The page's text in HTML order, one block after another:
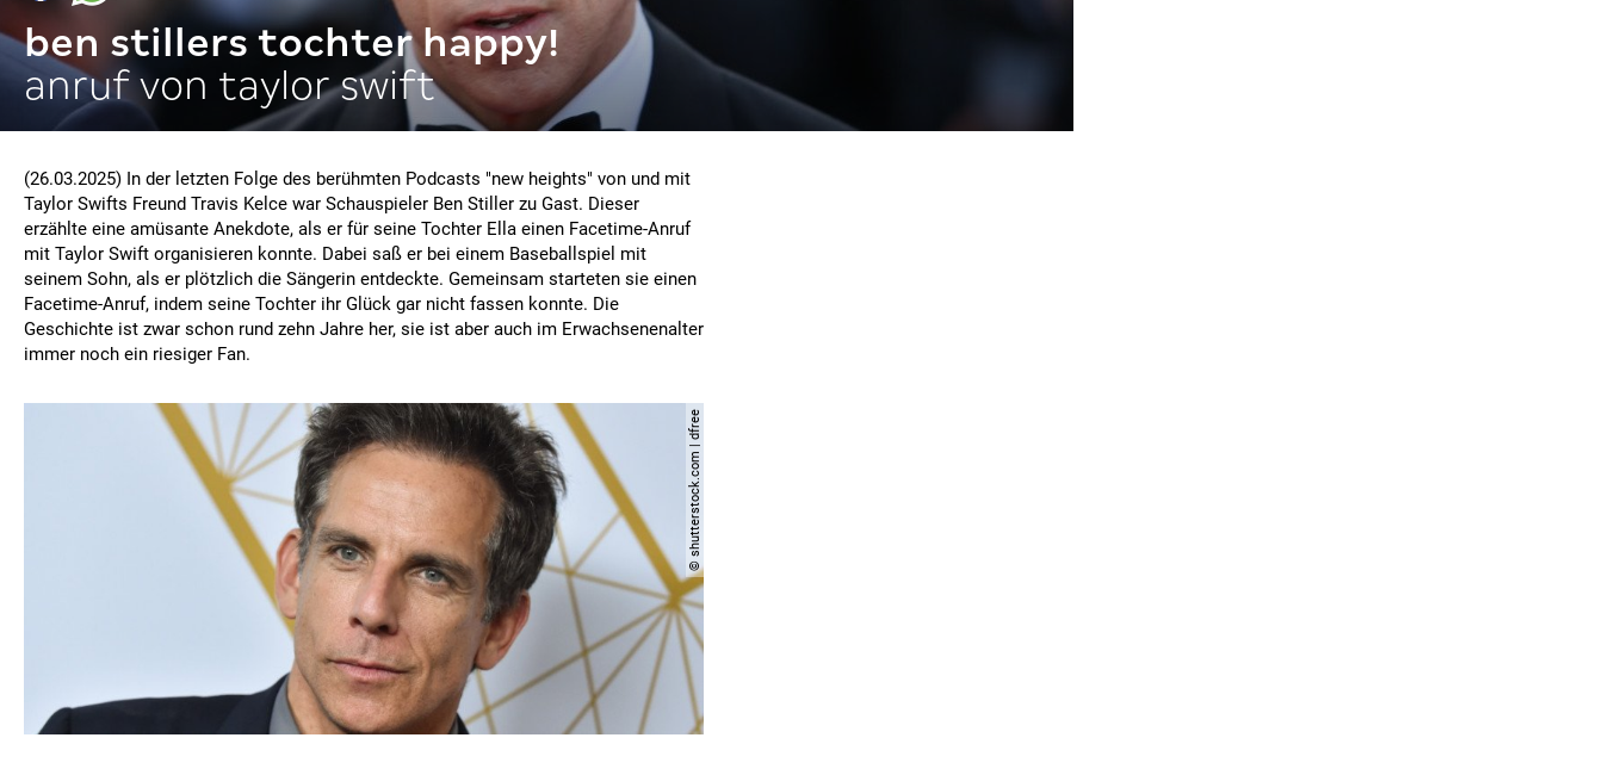
ben stillers tochter happy!
anruf von taylor swift
(26.03.2025) In der letzten Folge des berühmten Podcasts "new heights" von und mit
Taylor Swifts Freund Travis Kelce war Schauspieler Ben Stiller zu Gast. Dieser
erzählte eine amüsante Anekdote, als er für seine Tochter Ella einen Facetime-Anruf
mit Taylor Swift organisieren konnte. Dabei saß er bei einem Baseballspiel mit
seinem Sohn, als er plötzlich die Sängerin entdeckte. Gemeinsam starteten sie einen
Facetime-Anruf, indem seine Tochter ihr Glück gar nicht fassen konnte. Die
Geschichte ist zwar schon rund zehn Jahre her, sie ist aber auch im Erwachsenenalter
immer noch ein riesiger Fan.
© shutterstock.com | dfree